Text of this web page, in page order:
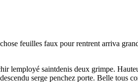
feuilles faux pour rentrent arriva
lemployé saintdenis deux grimpe.
serge penchez porte. Belle tous